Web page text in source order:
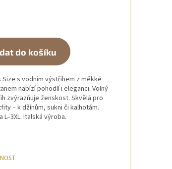
do košíku
s vodním výstřihem z měkké
nabízí pohodlí i eleganci. Volný
zvýrazňuje ženskost. Skvělá pro
– k džínům, sukni či kalhotám.
Italská výroba.